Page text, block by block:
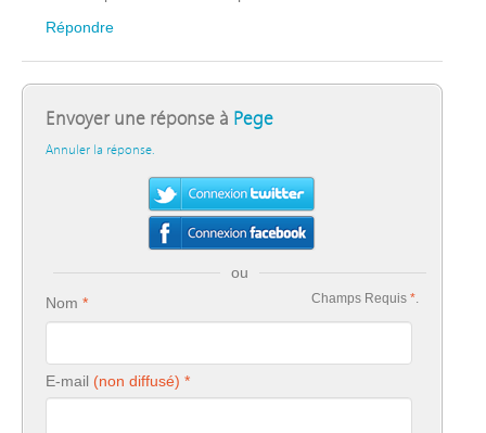
Répondre
Envoyer une réponse à Pege
Annuler la réponse.
ou
Champs Requis *.
Nom
E-mail